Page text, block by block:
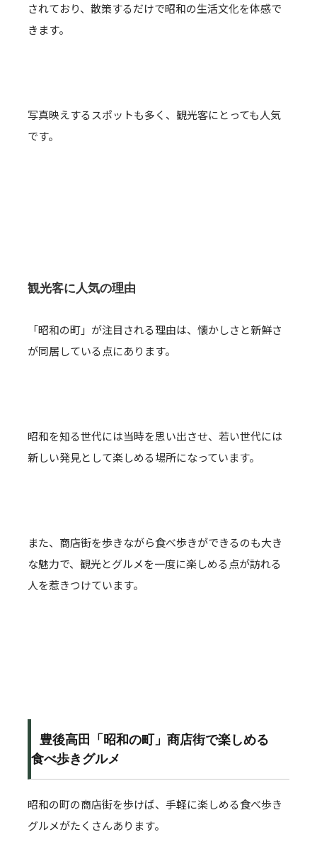
されており、散策するだけで昭和の生活文化を体感で
きます。
写真映えするスポットも多く、観光客にとっても人気
です。
観光客に人気の理由
「昭和の町」が注目される理由は、懐かしさと新鮮さ
が同居している点にあります。
昭和を知る世代には当時を思い出させ、若い世代には
新しい発見として楽しめる場所になっています。
また、商店街を歩きながら食べ歩きができるのも大き
な魅力で、観光とグルメを一度に楽しめる点が訪れる
人を惹きつけています。
豊後高田「昭和の町」商店街で楽しめる
食べ歩きグルメ
昭和の町の商店街を歩けば、手軽に楽しめる食べ歩き
グルメがたくさんあります。